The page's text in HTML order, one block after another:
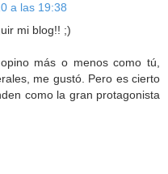
a las 19:38
mi blog!! ;)
más o menos como tú,
me gustó. Pero es cierto
como la gran protagonista